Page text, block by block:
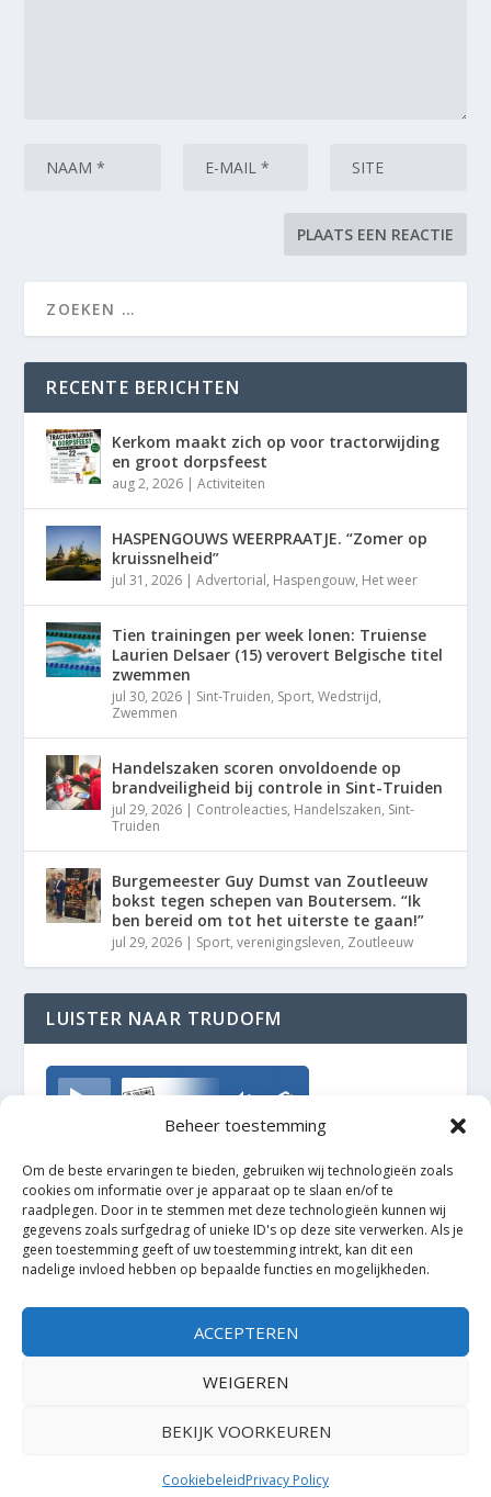
Beheer toestemming
Om de beste ervaringen te bieden, gebruiken wij technologieën zoals
cookies om informatie over je apparaat op te slaan en/of te
raadplegen. Door in te stemmen met deze technologieën kunnen wij
gegevens zoals surfgedrag of unieke ID's op deze site verwerken. Als je
geen toestemming geeft of uw toestemming intrekt, kan dit een
nadelige invloed hebben op bepaalde functies en mogelijkheden.
ACCEPTEREN
WEIGEREN
BEKIJK VOORKEUREN
CookiebeleidPrivacy Policy
RECENTE BERICHTEN
Kerkom maakt zich op voor tractorwijding
en groot dorpsfeest
aug 2, 2026 |Activiteiten
HASPENGOUWS WEERPRAATJE. “Zomer op
kruissnelheid”
jul 31, 2026 |Advertorial, Haspengouw, Het weer
Tien trainingen per week lonen: Truiense
Laurien Delsaer (15) verovert Belgische titel
zwemmen
jul 30, 2026 | Sint-Truiden, Sport,Wedstrijd,
Zwemmen
Handelszaken scoren onvoldoende op
brandveiligheid bij controle in Sint-Truiden
jul 29, 2026 | Controleacties, Handelszaken, Sint-
Truiden
Burgemeester Guy Dumst van Zoutleeuw
bokst tegen schepen van Boutersem. “Ik
ben bereid om tot het uiterste te gaan!”
jul 29, 2026 | Sport,verenigingsleven, Zoutleeuw
LUISTER NAAR TRUDOFM
TrudoFM
Elegant Themes| Mogelijk gemaakt door